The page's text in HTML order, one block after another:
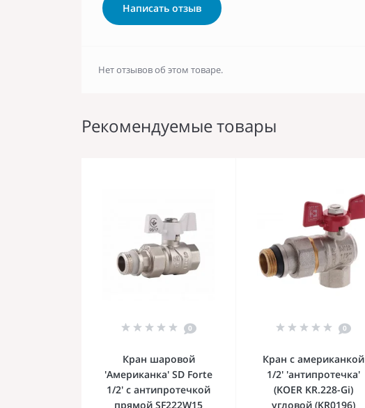
Написать отзыв
Нет отзывов об этом товаре.
Рекомендуемые товары
0
Кран шаровой
'Американка' SD Forte
1/2' с антипротечкой
прямой SF222W15
0
Кран с американкой
1/2' 'антипротечка'
(KOER KR.228-Gi)
угловой (KR0196)